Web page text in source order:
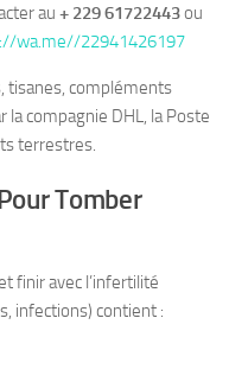
au + 229 61722443ou
wa.me//22941426197
tisanes, compléments
compagnie DHL, la Poste
terrestres.
Tomber
finir avec l’infertilité
infections) contient :